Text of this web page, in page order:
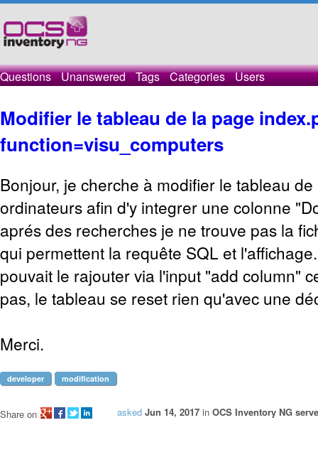
Questions Unanswered Tags Categories Users
Modifier le tableau de la page
function=visu_computers
Bonjour, je cherche à modifier le tableau
ordinateurs afin d'y integrer une colonne
aprés des recherches je ne trouve pas la
qui permettent la requête SQL et
pouvait le rajouter via l'input "add column"
pas, le tableau se reset rien qu'avec une
Merci.
developer modification
asked Jun 14, 2017 in OCS Inventory NG
Share on